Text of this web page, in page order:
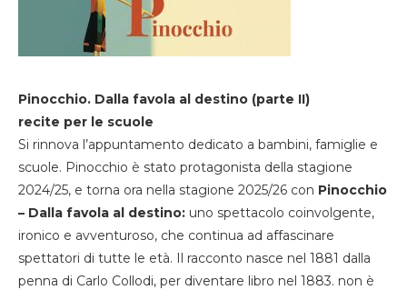
Pinocchio. Dalla favola al destino (parte II)
recite per le scuole
Si rinnova l’appuntamento dedicato a bambini, famiglie e
scuole. Pinocchio è stato protagonista della stagione
2024/25, e torna ora nella stagione 2025/26 con Pinocchio
– Dalla favola al destino: uno spettacolo coinvolgente,
ironico e avventuroso, che continua ad affascinare
spettatori di tutte le età. Il racconto nasce nel 1881 dalla
penna di Carlo Collodi, per diventare libro nel 1883. non è